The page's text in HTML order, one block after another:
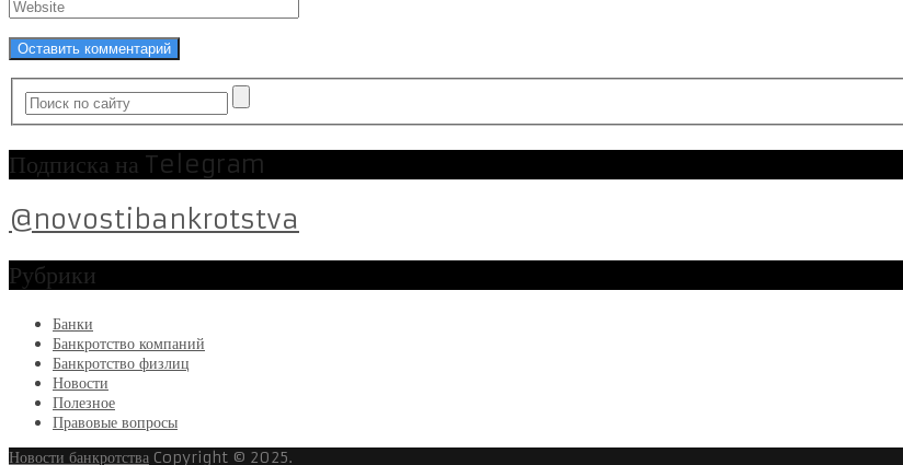
Подписка на Telegram
@novostibankrotstva
Рубрики
Банки
Банкротство компаний
Банкротство физлиц
Новости
Полезное
Правовые вопросы
Новости банкротства Copyright © 2025.